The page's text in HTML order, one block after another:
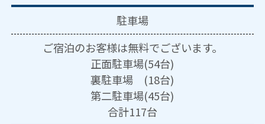
駐車場
ご宿泊のお客様は無料でございます。
正面駐車場(54台)
裏駐車場 (18台)
第二駐車場(45台)
合計117台